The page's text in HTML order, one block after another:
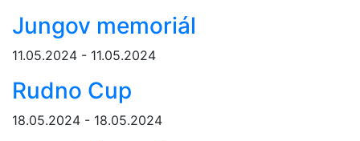
Jungov memoriál
11.05.2024 - 11.05.2024
Rudno Cup
18.05.2024 - 18.05.2024